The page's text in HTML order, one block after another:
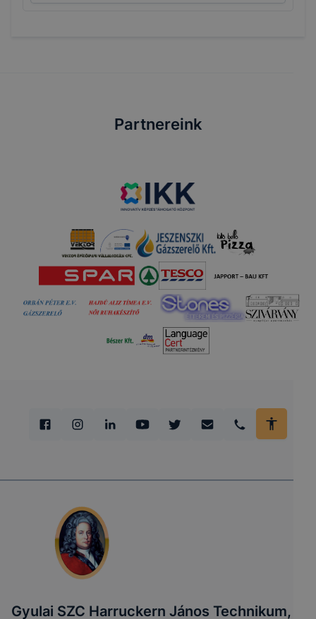
Partnereink
Gyulai SZC Harruckern János Technikum,